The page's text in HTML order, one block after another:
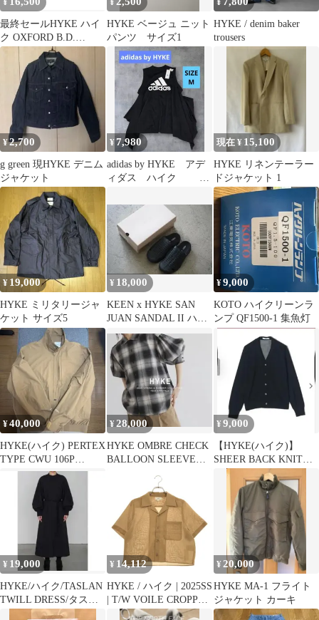
¥
最終セールHYKE ハイ
ク OXFORD B.D.
SHIRT ブルー サイズ1
¥
HYKE ベージュ ニット
パンツ サイズ1
¥
HYKE / denim baker
trousers
¥2,700
g green 現HYKE デニム
ジャケット
¥7,980
adidas by HYKE アデ
ィダス ハイク コ
現在 ¥ 15,100
HYKE リネンテーラー
ドジャケット 1
¥ 19,000
HYKE ミリタリージャ
ケット サイズ5
¥ 18,000
KEEN x HYKE SAN
JUAN SANDAL II ハイ
クエディション
¥9,000
KOTO ハイクリーンラ
ンプ QF1500-1 集魚灯
¥40,000
HYKE(ハイク) PERTEX
TYPE CWU 106P
JACKET
¥28,000
HYKE OMBRE CHECK
BALLOON SLEEVE
¥ 9,000
【HYKE(ハイク)】
SHEER BACK KNIT
CARDIGANブラック
¥ 19,000
HYKE/ハイク/TASLAN
TWILL DRESS/タスラ
ンツイルワンピース
¥ 14,112
HYKE / ハイク | 2025SS
| T/W VOILE CROPPED
SHIRT ボイル クロップ
¥ 20,000
HYKE MA-1 フライト
ジャケット カーキ